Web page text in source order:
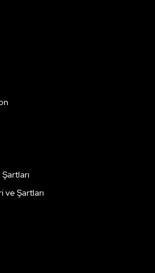
ve Şartları